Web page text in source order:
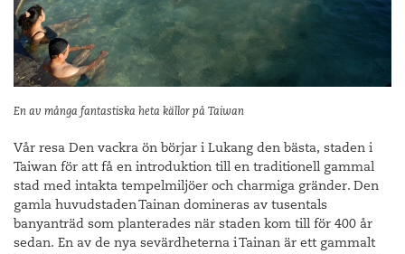
En av många fantastiska heta källor på Taiwan
Vår resa Den vackra ön börjar i Lukang den bästa, staden i
Taiwan för att få en introduktion till en traditionell gammal
stad med intakta tempelmiljöer och charmiga gränder. Den
gamla huvudstaden Tainan domineras av tusentals
banyanträd som planterades när staden kom till för 400 år
sedan. En av de nya sevärdheterna i Tainan är ett gammalt